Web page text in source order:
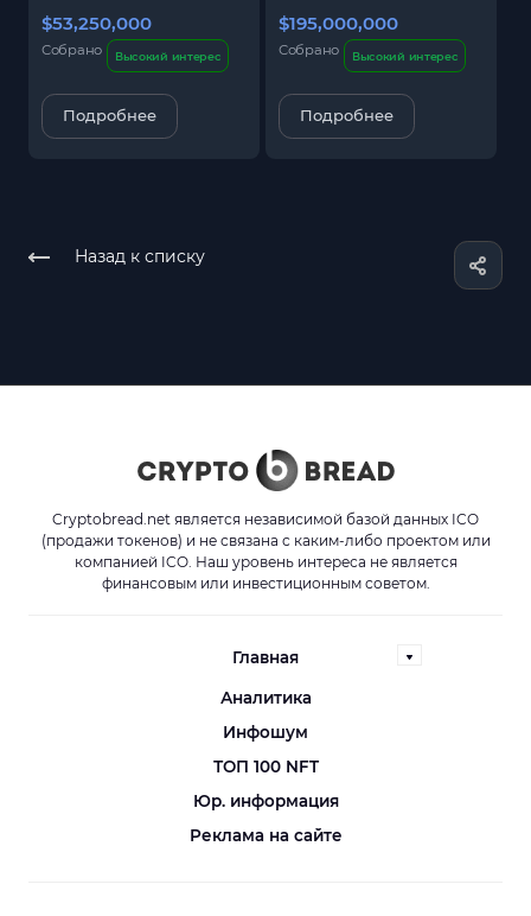
$53,250,000
Собрано Высокий интерес
Подробнее
$195,000,000
Собрано Высокий интерес
Подробнее
Назад к списку
Cryptobread.net является независимой базой данных ICO
(продажи токенов) и не связана с каким-либо проектом или
компанией ICO. Наш уровень интереса не является
финансовым или инвестиционным советом.
Главная
Аналитика
Инфошум
ТОП 100 NFT
Юр. информация
Реклама на сайте